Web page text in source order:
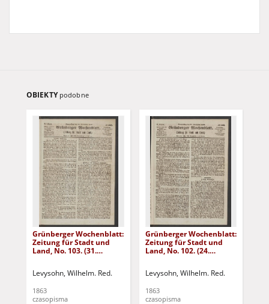
OBIEKTY podobne
Grünberger Wochenblatt:
Zeitung für Stadt und
Land, No. 103. (31.
Levysohn, Wilhelm. Red.
1863
czasopisma
Grünberger Wochenblatt:
Zeitung für Stadt und
Land, No. 102. (24.
Levysohn, Wilhelm. Red.
1863
czasopisma